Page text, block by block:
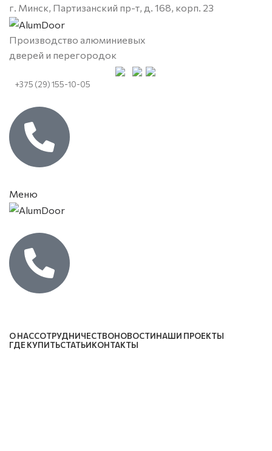
г. Минск, Партизанский пр-т, д. 168, корп. 23
Производство алюминиевых
дверей и перегородок
+375 (29) 155-10-05
Меню
О НАССОТРУДНИЧЕСТВОНОВОСТИНАШИ ПРОЕКТЫ
ГДЕ КУПИТЬСТАТЬИКОНТАКТЫ